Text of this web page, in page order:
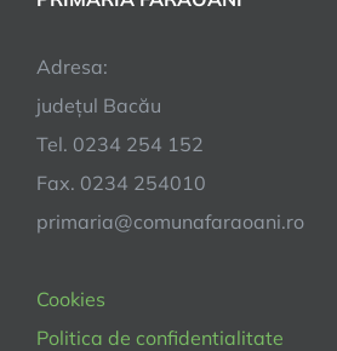
Adresa:
județul Bacău
Tel. 0234 254 152
Fax. 0234 254010
primaria@comunafaraoani.ro
Cookies
Politica de confidentialitate